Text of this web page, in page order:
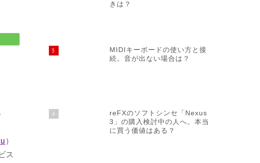
）
ス
きは？
3
MIDIキーボードの使い方と接
続。音が出ない場合は？
4
reFXのソフトシンセ「Nexus
3」の購入検討中の人へ。本当
に買う価値はある？